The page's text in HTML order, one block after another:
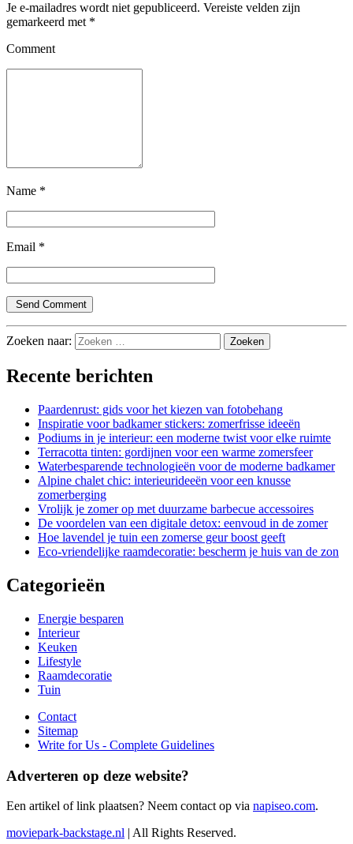
Je e-mailadres wordt niet gepubliceerd. Vereiste velden zijn
gemarkeerd met *
Comment
Name *
Email *
Zoeken naar:
Recente berichten
Paardenrust: gids voor het kiezen van fotobehang
Inspiratie voor badkamer stickers: zomerfrisse ideeën
Podiums in je interieur: een moderne twist voor elke ruimte
Terracotta tinten: gordijnen voor een warme zomersfeer
Waterbesparende technologieën voor de moderne badkamer
Alpine chalet chic: interieurideeën voor een knusse
zomerberging
Vrolijk je zomer op met duurzame barbecue accessoires
De voordelen van een digitale detox: eenvoud in de zomer
Hoe lavendel je tuin een zomerse geur boost geeft
Eco-vriendelijke raamdecoratie: bescherm je huis van de zon
Categorieën
Energie besparen
Interieur
Keuken
Lifestyle
Raamdecoratie
Tuin
Contact
Sitemap
Write for Us - Complete Guidelines
Adverteren op deze website?
Een artikel of link plaatsen? Neem contact op via napiseo.com.
moviepark-backstage.nl | All Rights Reserved.